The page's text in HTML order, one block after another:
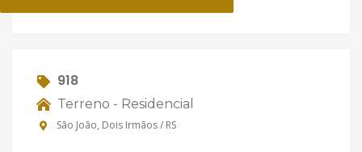
918
Terreno - Residencial
São João, Dois Irmãos / RS